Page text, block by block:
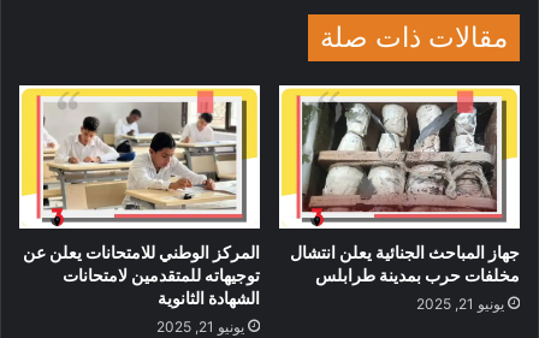
مقالات ذات صلة
جهاز المباحث الجنائية يعلن انتشال
مخلفات حرب بمدينة طرابلس
يونيو 21, 2025
المركز الوطني للامتحانات يعلن عن
توجيهاته للمتقدمين لامتحانات
الشهادة الثانوية
يونيو 21, 2025